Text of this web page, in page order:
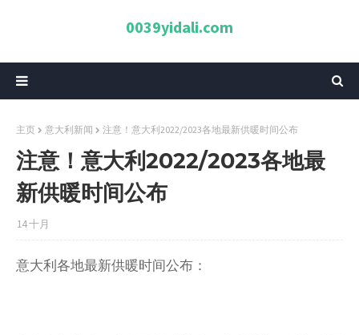
0039yidali.com
主页 意大利新闻 注意！意大利2022/2023各地最新供暖时间公布
注意！意大利2022/2023各地最
新供暖时间公布
14 十月
意大利各地最新供暖时间公布：